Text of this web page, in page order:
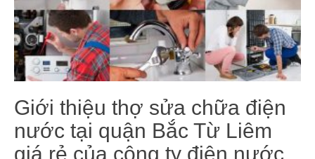
Giới thiệu thợ sửa chữa điện
nước tại quận Bắc Từ Liêm
giá rẻ của công ty điện nước